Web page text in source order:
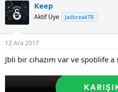
c
t
i
s
Keep
Aktif Üye JailbreakTR
12 Ara 2017
Jbli bir cihazım var ve spotilife